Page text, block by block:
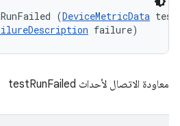
(DeviceMetricData
failure)
معاودة الاتصال لأحداث testRunFailed